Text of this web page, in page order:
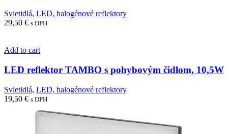
Svietidlá, LED, halogénové reflektory
29,50 € s DPH
Add to cart
LED reflektor TAMBO s pohybovým čidlom, 10,5W
Svietidlá, LED, halogénové reflektory
19,50 € s DPH